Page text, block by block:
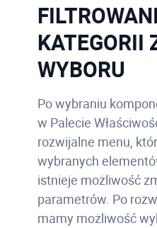
KATEGORII
WYBORU
Po wybraniu
w Palecie
rozwijalne menu,
wybranych
istnieje możliwość
parametrów. Po
mamy możliwość